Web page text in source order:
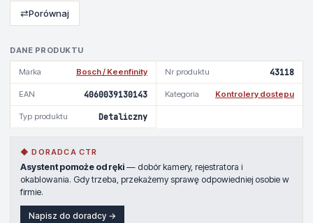
DANE PRODUKTU
Marka Bosch / Keenfinity Nr produktu 43118
EAN 4060039130143 Kategoria Kontrolery dostepu
Typ produktu Detaliczny
◆ DORADCA CTR
Asystent pomoże od ręki — dobór kamery, rejestratora i
okablowania. Gdy trzeba, przekażemy sprawę odpowiedniej osobie w
firmie.
Napisz do doradcy →
⇄Porównaj